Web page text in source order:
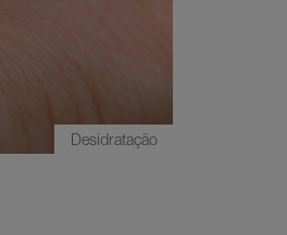
Desidratação